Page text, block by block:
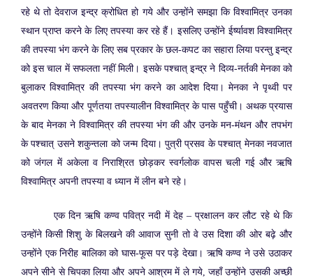
रहे थे तो देवराज इन्द्र क्रोधित हो गये और उन्होंने समझा कि विश्वामित्र उनका
स्थान प्राप्त करने के लिए तपस्या कर रहे हैं। इसलिए उन्होंने ईर्ष्यावश विश्वामित्र
की तपस्या भंग करने के लिए सब प्रकार के छल-कपट का सहारा लिया परन्तु इन्द्र
को इस चाल में सफलता नहीं मिली। इसके पश्चात् इन्द्र ने दिव्य-नर्तकी मेनका को
बुलाकर विश्वामित्र की तपस्या भंग करने का आदेश दिया। मेनका ने पृथ्वी पर
अवतरण किया और पूर्णतया तपस्यालीन विश्वामित्र के पास पहुँची। अथक प्रयास
के बाद मेनका ने विश्वामित्र की तपस्या भंग की और उनके मन-मंथन और तपभंग
के पश्चात् उसने शकुन्तला को जन्म दिया। पुत्री प्रसव के पश्चात् मेनका नवजात
को जंगल में अकेला व निराश्रित छोड़कर स्वर्गलोक वापस चली गई और ऋषि
विश्वामित्र अपनी तपस्या व ध्यान में लीन बने रहे।
एक दिन ऋषि कण्व पवित्र नदी में देह – प्रक्षालन कर लौट रहे थे कि
उन्होंने किसी शिशु के बिलखने की आवाज सुनी तो वे उस दिशा की ओर बढ़े और
उन्होंने एक निरीह बालिका को घास-फूस पर पड़े देखा। ऋषि कण्व ने उसे उठाकर
अपने सीने से चिपका लिया और अपने आश्रम में ले गये, जहाँ उन्होंने उसकी अच्छी